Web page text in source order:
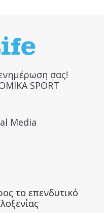
σας!
SPORT
Media
το επενδυτικό